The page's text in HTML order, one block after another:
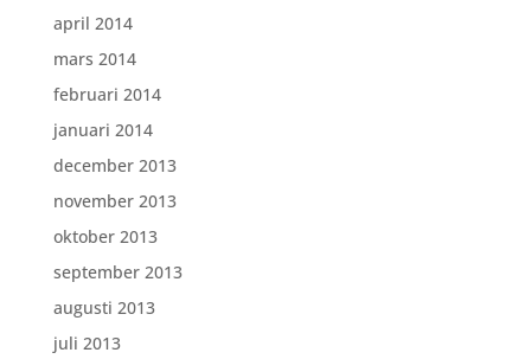
april 2014
mars 2014
februari 2014
januari 2014
december 2013
november 2013
oktober 2013
september 2013
augusti 2013
juli 2013